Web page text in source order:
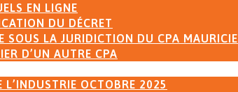
EN LIGNE
DU DÉCRET
SOUS LA JURIDICTION DU CPA MAURICIE
D’UN AUTRE CPA
L’INDUSTRIE OCTOBRE 2025